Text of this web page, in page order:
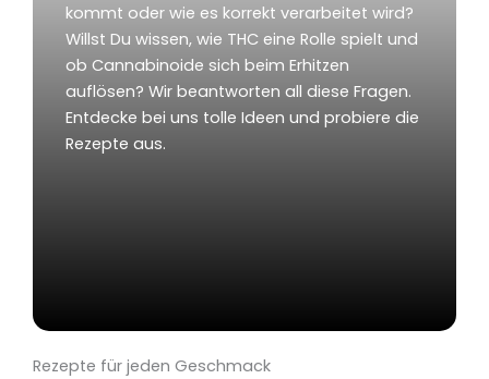
kommt oder wie es korrekt verarbeitet wird?
Willst Du wissen, wie THC eine Rolle spielt und
ob Cannabinoide sich beim Erhitzen
auflösen? Wir beantworten all diese Fragen.
Entdecke bei uns tolle Ideen und probiere die
Rezepte aus.
Rezepte für jeden Geschmack